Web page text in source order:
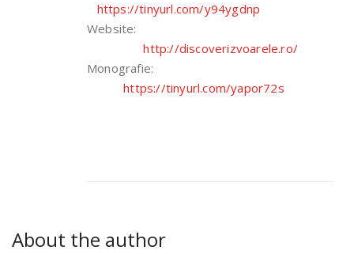
https://tinyurl.com/y94ygdnp
Website:
http://discoverizvoarele.ro/
Monografie:
https://tinyurl.com/yapor72s
About the author